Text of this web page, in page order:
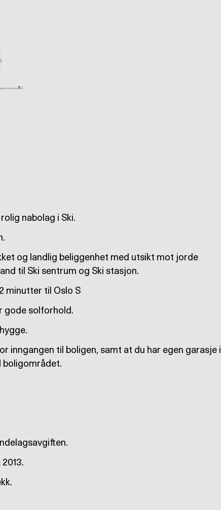
nabolag i Ski.
og landlig beliggenhet med utsikt mot jorde
til Ski sentrum og Ski stasjon.
minutter til Oslo S
gode solforhold.
inngangen til boligen, samt at du har egen garasje i
boligområdet.